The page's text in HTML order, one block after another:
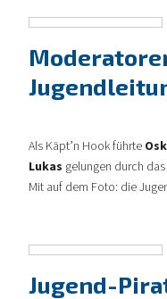
Als Käpt’n Hook führte
Lukas gelungen durch
Mit auf dem Foto: die
Jugend-